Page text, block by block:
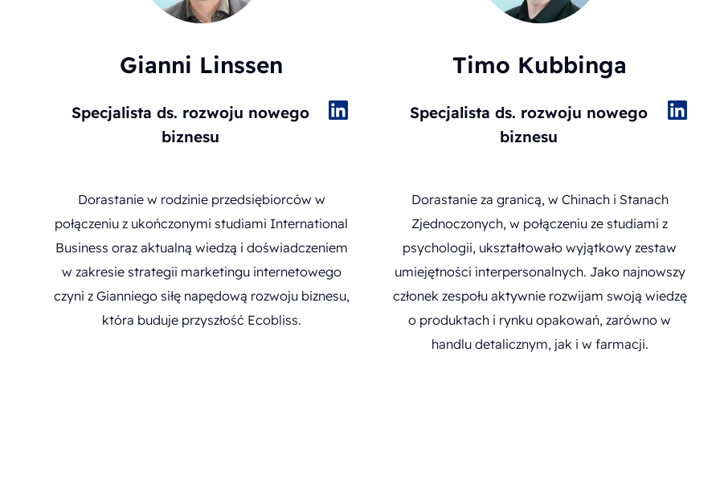
Gianni Linssen
Specjalista ds. rozwoju nowego
biznesu
Dorastanie w rodzinie przedsiębiorców w
połączeniu z ukończonymi studiami International
Business oraz aktualną wiedzą i doświadczeniem
w zakresie strategii marketingu internetowego
czyni z Gianniego siłę napędową rozwoju biznesu,
która buduje przyszłość Ecobliss.
Timo Kubbinga
Specjalista ds. rozwoju nowego
biznesu
Dorastanie za granicą, w Chinach i Stanach
Zjednoczonych, w połączeniu ze studiami z
psychologii, ukształtowało wyjątkowy zestaw
umiejętności interpersonalnych. Jako najnowszy
członek zespołu aktywnie rozwijam swoją wiedzę
o produktach i rynku opakowań, zarówno w
handlu detalicznym, jak i w farmacji.